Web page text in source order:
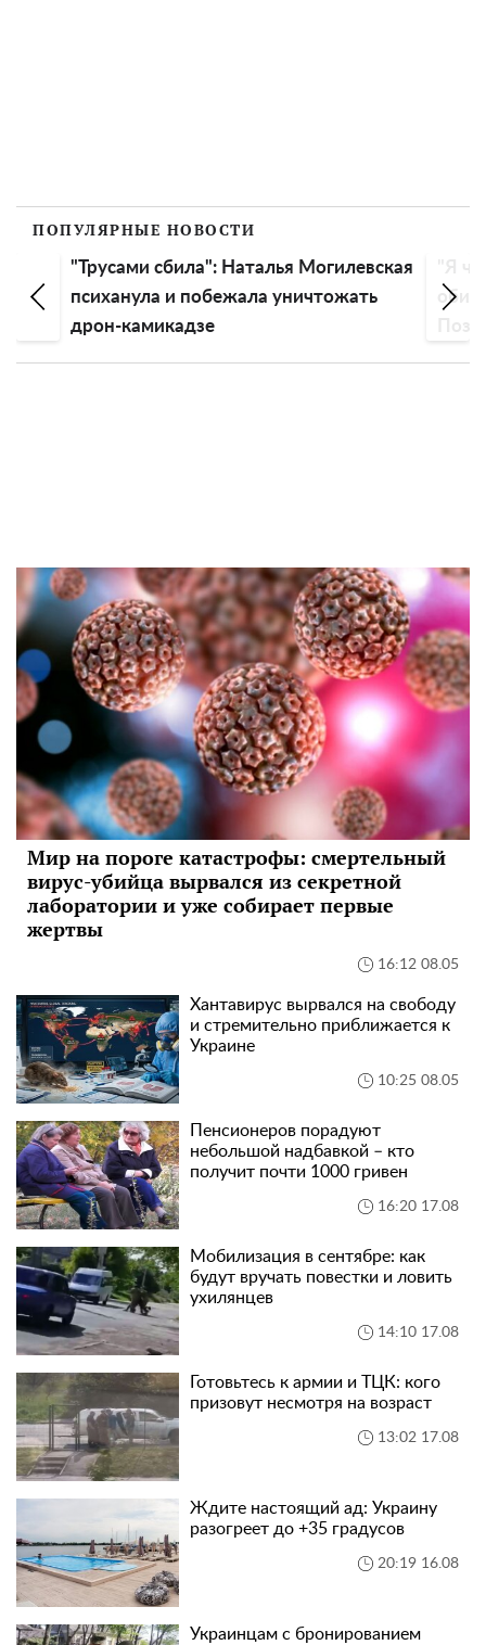
ПОПУЛЯРНЫЕ НОВОСТИ
"Трусами сбила": Наталья Могилевская
психанула и побежала уничтожать
дрон-камикадзе
Мир на пороге катастрофы: смертельный
вирус-убийца вырвался из секретной
лаборатории и уже собирает первые
жертвы
16:12 08.05
Хантавирус вырвался на свободу
и стремительно приближается к
Украине
10:25 08.05
Пенсионеров порадуют
небольшой надбавкой – кто
получит почти 1000 гривен
16:20 17.08
Мобилизация в сентябре: как
будут вручать повестки и ловить
ухилянцев
14:10 17.08
Готовьтесь к армии и ТЦК: кого
призовут несмотря на возраст
13:02 17.08
Ждите настоящий ад: Украину
разогреет до +35 градусов
20:19 16.08
Украинцам с бронированием